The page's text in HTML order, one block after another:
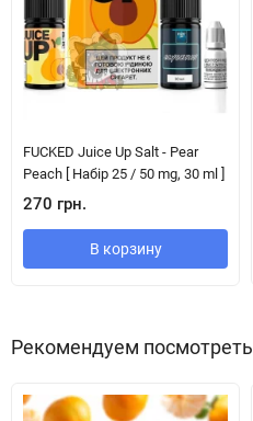
FUCKED Juice Up Salt - Pear
Peach [ Набір 25 / 50 mg, 30 ml ]
270 грн.
В корзину
Рекомендуем посмотреть